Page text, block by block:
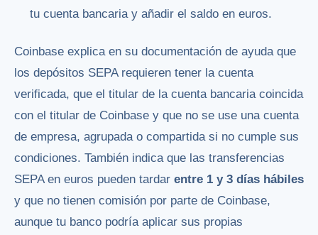
tu cuenta bancaria y añadir el saldo en euros.
Coinbase explica en su documentación de ayuda que
los depósitos SEPA requieren tener la cuenta
verificada, que el titular de la cuenta bancaria coincida
con el titular de Coinbase y que no se use una cuenta
de empresa, agrupada o compartida si no cumple sus
condiciones. También indica que las transferencias
SEPA en euros pueden tardar entre 1 y 3 días hábiles
y que no tienen comisión por parte de Coinbase,
aunque tu banco podría aplicar sus propias